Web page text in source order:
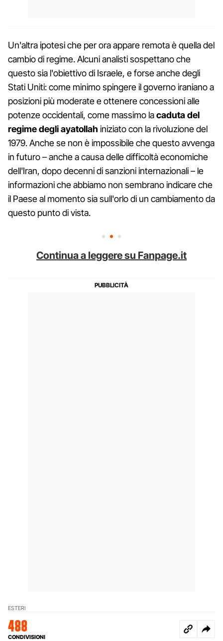
Un'altra ipotesi che per ora appare remota è quella del
cambio di regime. Alcuni analisti sospettano che
questo sia l'obiettivo di Israele, e forse anche degli
Stati Uniti: come minimo spingere il governo iraniano a
posizioni più moderate e ottenere concessioni alle
potenze occidentali, come massimo lacaduta del
regime degli ayatollah iniziato con la rivoluzione del
1979. Anche se non è impossibile che questo avvenga
in futuro – anche a causa delle difficoltà economiche
dell'Iran, dopo decenni di sanzioni internazionali – le
informazioni che abbiamo non sembrano indicare che
il Paese al momento sia sull'orlo di un cambiamento da
questo punto di vista.
Continua a leggere su Fanpage.it
ESTERI
488
CONDIVISIONI